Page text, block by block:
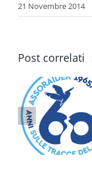
21 Novembre 2014
Post correlati